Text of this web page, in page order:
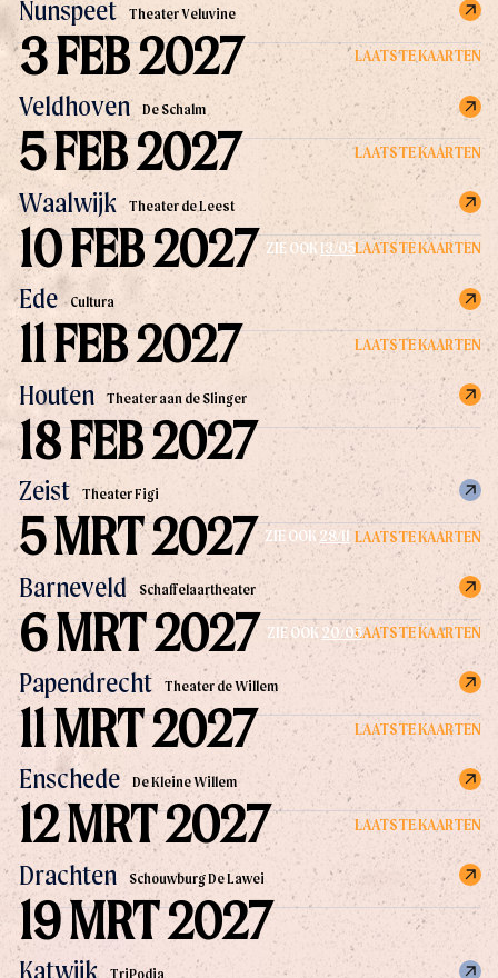
Nunspeet Theater Veluvine
LAATSTE KAARTEN
Veldhoven De Schalm
3 FEB 2027
LAATSTE KAARTEN
Waalwijk Theater de Leest
5 FEB 2027
LAATSTE KAARTEN
Ede Cultura
ZIE OOK 13/05
10 FEB 2027
LAATSTE KAARTEN
Houten Theater aan de Slinger
11 FEB 2027
Zeist Theater Figi
18 FEB 2027
LAATSTE KAARTEN
Barneveld Schaffelaartheater
ZIE OOK 28/11
5 MRT 2027
LAATSTE KAARTEN
Papendrecht Theater de Willem
ZIE OOK 20/05
6 MRT 2027
LAATSTE KAARTEN
Enschede De Kleine Willem
11 MRT 2027
LAATSTE KAARTEN
Drachten Schouwburg De Lawei
12 MRT 2027
Katwijk TriPodia
19 MRT 2027